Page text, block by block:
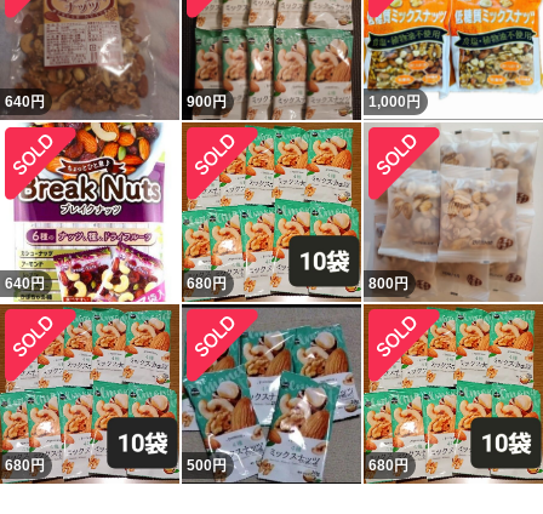
640円 900円 1,000 円
640円 680円 800円
680円 500円 680円